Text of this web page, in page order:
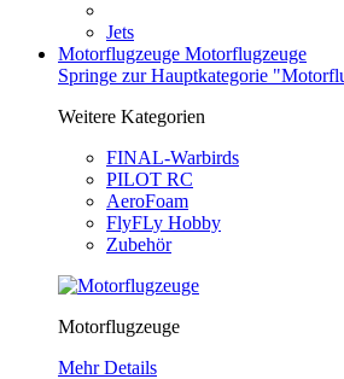
Jets
Motorflugzeuge Motorflugzeuge
Springe zur Hauptkategorie
Weitere Kategorien
FINAL-Warbirds
PILOT RC
AeroFoam
FlyFLy Hobby
Zubehör
Motorflugzeuge
Mehr Details